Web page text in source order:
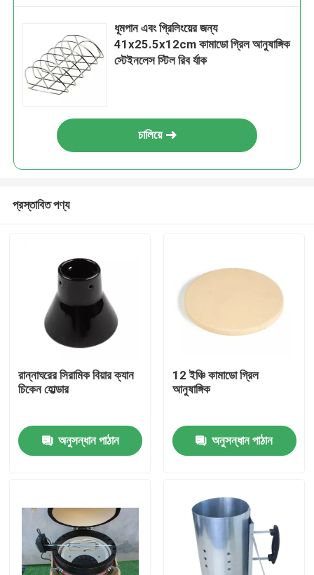
পণ্য
আমাদের সম্পর্কে
ধূমপান এবং গ্রিলিংয়ের জন্য
41x25.5x12cm কামাডো গ্রিল আনুষাঙ্গিক
স্টেইনলেস স্টিল রিব র্যাক
চালিয়ে
প্রস্তাবিত পণ্য
রান্নাঘরের সিরামিক বিয়ার ক্যান
চিকেন হোল্ডার
অনুসন্ধান পাঠান
12 ইঞ্চি কামাডো গ্রিল
আনুষাঙ্গিক
অনুসন্ধান পাঠান